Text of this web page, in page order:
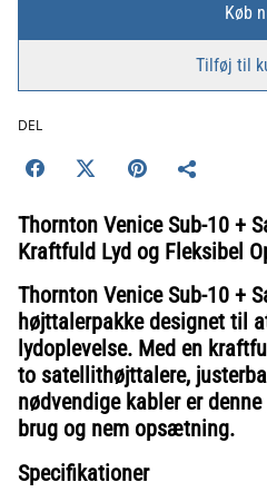
Køb
Tilføj til
DEL
Thornton Venice Sub-10 +
Kraftfuld Lyd og Fleksibel
Thornton Venice Sub-10 +
højttalerpakke designet til
lydoplevelse. Med en
to satellithøjttalere,
nødvendige kabler er
brug og nem opsætning.
Specifikationer